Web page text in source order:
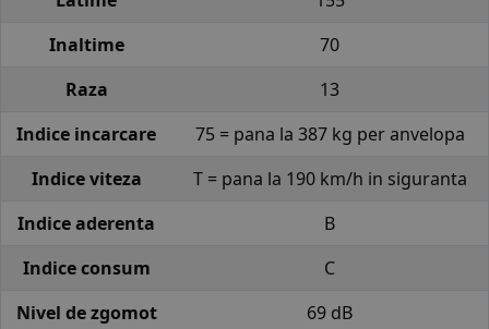
Inaltime
70
Raza
13
Indice incarcare
75 = pana la 387 kg per anvelopa
Indice viteza
T = pana la 190 km/h in siguranta
Indice aderenta
B
Indice consum
C
Nivel de zgomot
69 dB